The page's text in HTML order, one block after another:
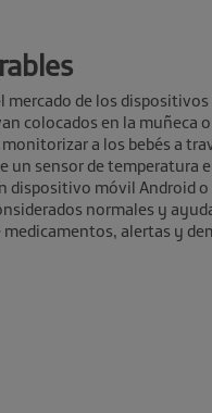
mercado de los dispositivos
colocados en la muñeca
a los bebés a
un sensor de temperatura
dispositivo móvil Android
normales y
alertas y